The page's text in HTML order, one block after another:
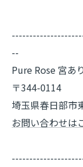
--
Pure Rose 宮
〒344-0114
埼玉県春日部市
お問い合わせは